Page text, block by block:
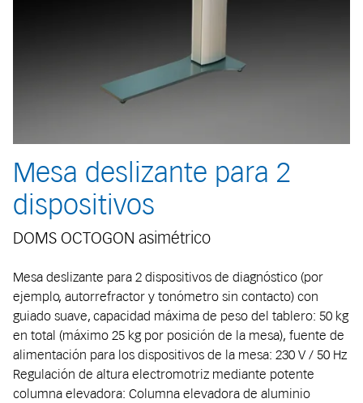
Mesa deslizante para 2
dispositivos
DOMS OCTOGON asimétrico
Mesa deslizante para 2 dispositivos de diagnóstico (por
ejemplo, autorrefractor y tonómetro sin contacto) con
guiado suave, capacidad máxima de peso del tablero: 50 kg
en total (máximo 25 kg por posición de la mesa), fuente de
alimentación para los dispositivos de la mesa: 230 V / 50 Hz
Regulación de altura electromotriz mediante potente
columna elevadora: Columna elevadora de aluminio